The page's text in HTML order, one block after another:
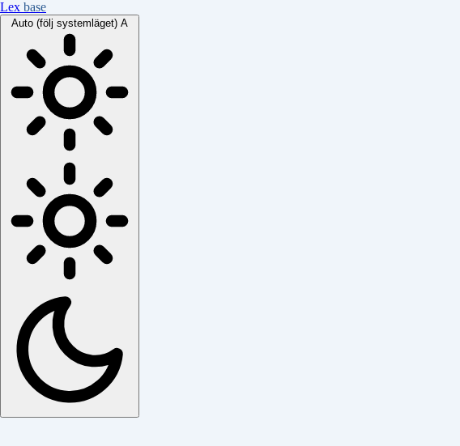
Lex base
Auto (följ systemläget) A